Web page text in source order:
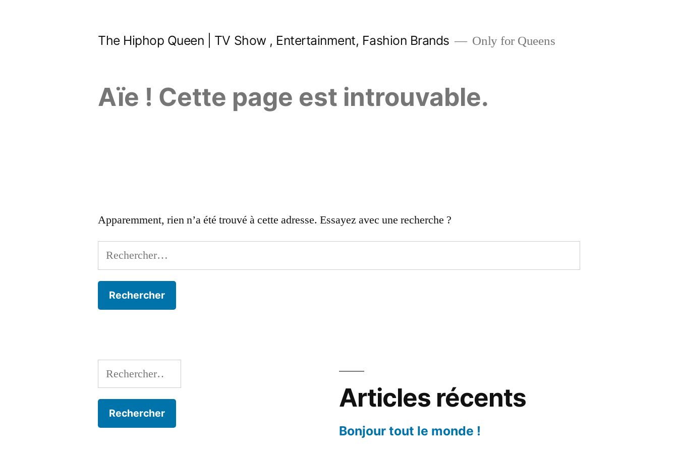
The Hiphop Queen | TV Show , Entertainment, Fashion Brands Only for Queens
Aïe ! Cette page est introuvable.
Apparemment, rien n’a été trouvé à cette adresse. Essayez avec une recherche ?
Rechercher :
Rechercher :
Articles récents
Bonjour tout le monde !